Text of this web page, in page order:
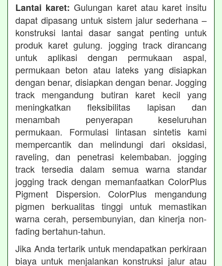
Lantai karet: Gulungan karet atau karet insitu
dapat dipasang untuk sistem jalur sederhana –
konstruksi lantai dasar sangat penting untuk
produk karet gulung. jogging track dirancang
untuk aplikasi dengan permukaan aspal,
permukaan beton atau lateks yang disiapkan
dengan benar, disiapkan dengan benar. Jogging
track mengandung butiran karet kecil yang
meningkatkan fleksibilitas lapisan dan
menambah penyerapan keseluruhan
permukaan. Formulasi lintasan sintetis kami
mempercantik dan melindungi dari oksidasi,
raveling, dan penetrasi kelembaban. jogging
track tersedia dalam semua warna standar
jogging track dengan memanfaatkan ColorPlus
Pigment Dispersion. ColorPlus mengandung
pigmen berkualitas tinggi untuk memastikan
warna cerah, persembunyian, dan kinerja non-
fading bertahun-tahun.
Jika Anda tertarik untuk mendapatkan perkiraan
biaya untuk menjalankan konstruksi jalur atau